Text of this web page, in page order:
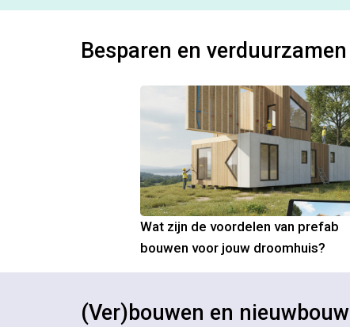
Besparen en verduurzamen
Wat zijn de voordelen van prefab
bouwen voor jouw droomhuis?
(Ver)bouwen en nieuwbouw